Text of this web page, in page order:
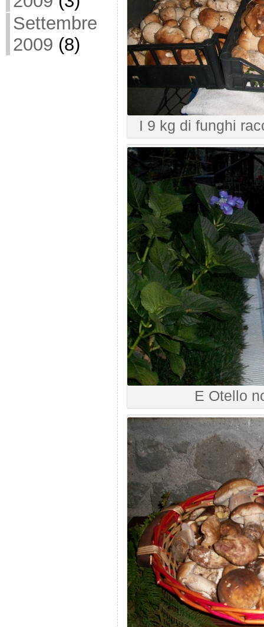
Settembre
2009 (8)
I 9 kg di funghi
E Otello